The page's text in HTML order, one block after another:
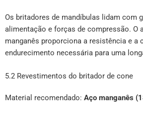
Os britadores de mandíbulas lidam com
alimentação e forças de compressão. O
manganês proporciona a resistência e a
endurecimento necessária para uma
5.2 Revestimentos do britador de cone
Material recomendado: Aço manganês